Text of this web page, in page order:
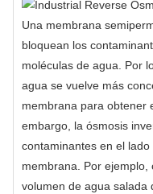
Una membrana
bloquean los
moléculas de agua. Por
agua se vuelve más
membrana para obtener
embargo, la ósmosis
contaminantes en el
membrana. Por ejemplo,
volumen de agua salada